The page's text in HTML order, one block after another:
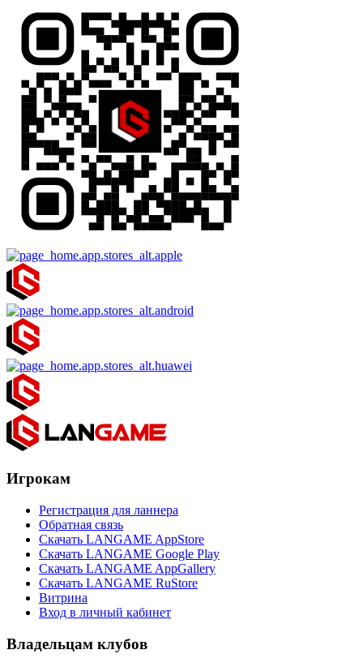
Игрокам
Регистрация для ланнера
Обратная связь
Скачать LANGAME AppStore
Скачать LANGAME Google Play
Скачать LANGAME AppGallery
Скачать LANGAME RuStore
Витрина
Вход в личный кабинет
Владельцам клубов